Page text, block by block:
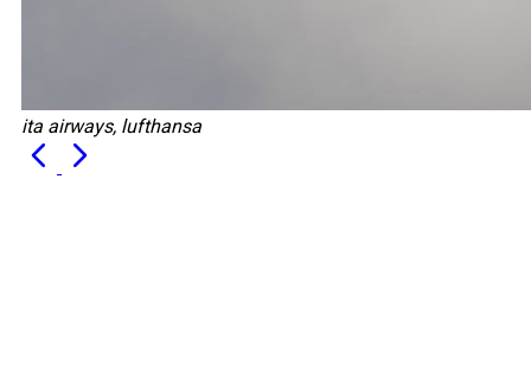
ita airways, lufthansa